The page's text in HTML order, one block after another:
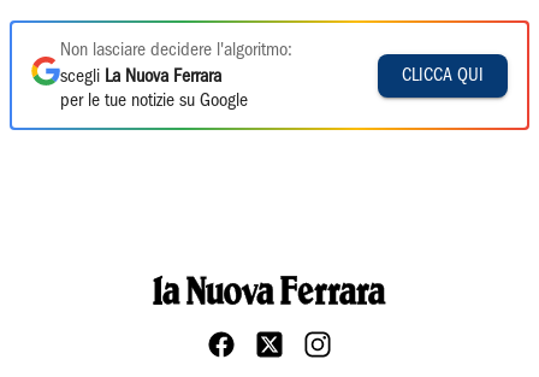
Non lasciare decidere l'algoritmo:
scegli La Nuova Ferrara
per le tue notizie su Google
CLICCA QUI